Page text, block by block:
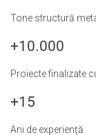
Tone structură
+10.000
Proiecte finalizate
+15
Ani de experiență